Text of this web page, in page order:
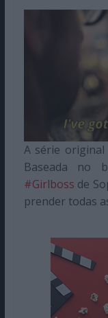
A série
Baseada no
#Girlboss de
prender todas